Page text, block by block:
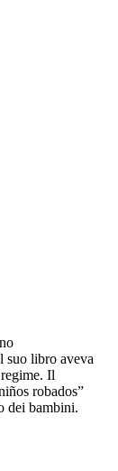
suo libro aveva
Il
robados”
dei bambini.